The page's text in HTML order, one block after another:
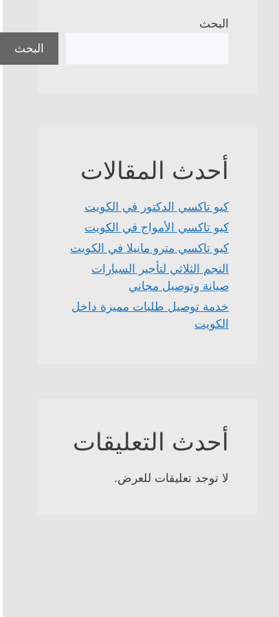
البحث
البحث
أحدث المقالات
كيو تاكسي الدكتور في الكويت
كيو تاكسي الأمواج في الكويت
كيو تاكسي مترو مانيلا في الكويت
النجم الثلاثي لتأجير السيارات
صيانة وتوصيل مجاني
خدمة توصيل طلبات مميزة داخل
الكويت
أحدث التعليقات
لا توجد تعليقات للعرض.